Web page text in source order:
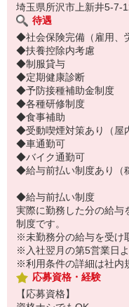
埼玉県所沢市上新井5-7-
待遇
◆社会保険完備（雇用、
◆扶養控除内考慮
◆制服貸与
◆定期健康診断
◆予防接種補助金制度
◆各種研修制度
◆食事補助
◆受動喫煙対策あり（屋
◆車通勤可
◆バイク通勤可
◆給与前払い制度あり（
◆給与前払い制度
実際に勤務した分の給与
制度です。
※未勤務分の給与を受け
※入社翌月の第5営業日よ
※利用条件の詳細は社内
応募資格・経験
【応募資格】